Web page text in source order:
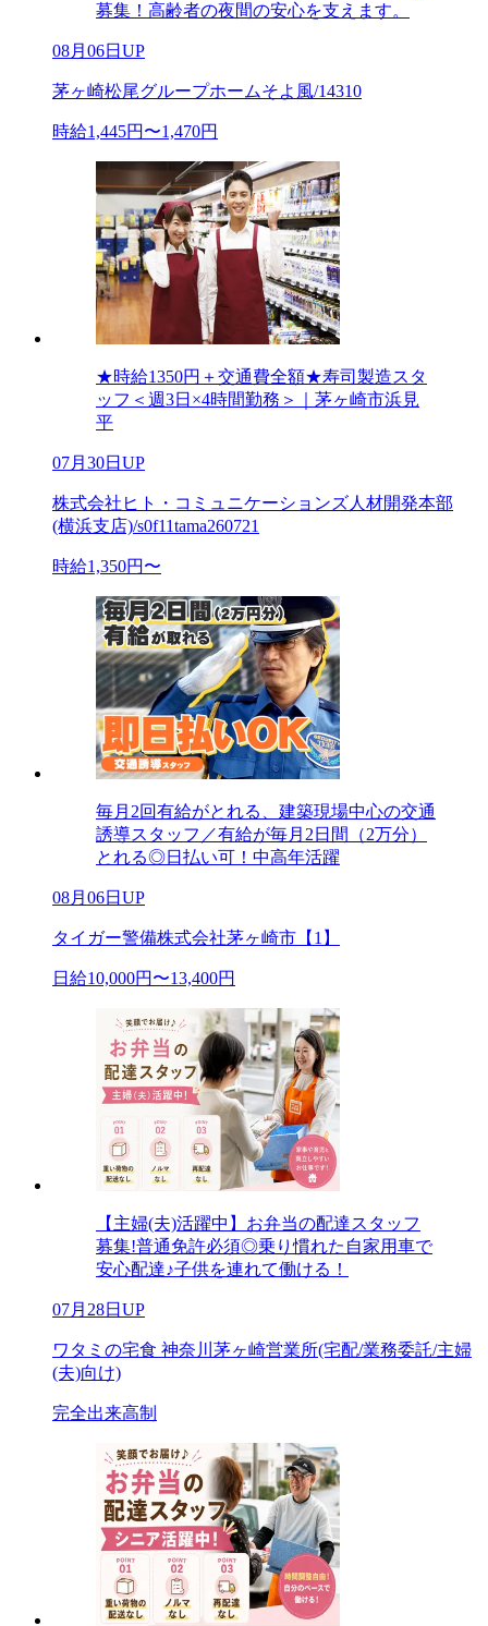
募集！高齢者の夜間の安心を支えます。
08月06日UP
茅ヶ崎松尾グループホームそよ風/14310
時給1,445円〜1,470円
★時給1350円＋交通費全額★寿司製造スタ
ッフ＜週3日×4時間勤務＞｜茅ヶ崎市浜見
平
07月30日UP
株式会社ヒト・コミュニケーションズ人材開発本部
(横浜支店)/s0f11tama260721
時給1,350円〜
毎月2回有給がとれる、建築現場中心の交通
誘導スタッフ／有給が毎月2日間（2万分）
とれる◎日払い可！中高年活躍
08月06日UP
タイガー警備株式会社茅ヶ崎市【1】
日給10,000円〜13,400円
【主婦(夫)活躍中】お弁当の配達スタッフ
募集!普通免許必須◎乗り慣れた自家用車で
安心配達♪子供を連れて働ける！
07月28日UP
ワタミの宅食 神奈川茅ヶ崎営業所(宅配/業務委託/主婦
(夫)向け)
完全出来高制